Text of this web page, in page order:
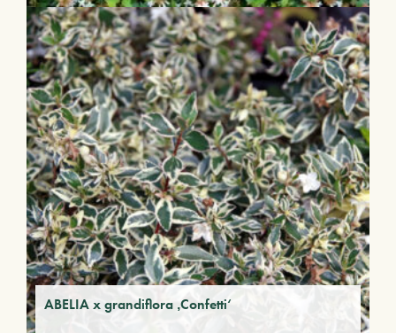
ABELIA x grandiflora ‚Confetti‘